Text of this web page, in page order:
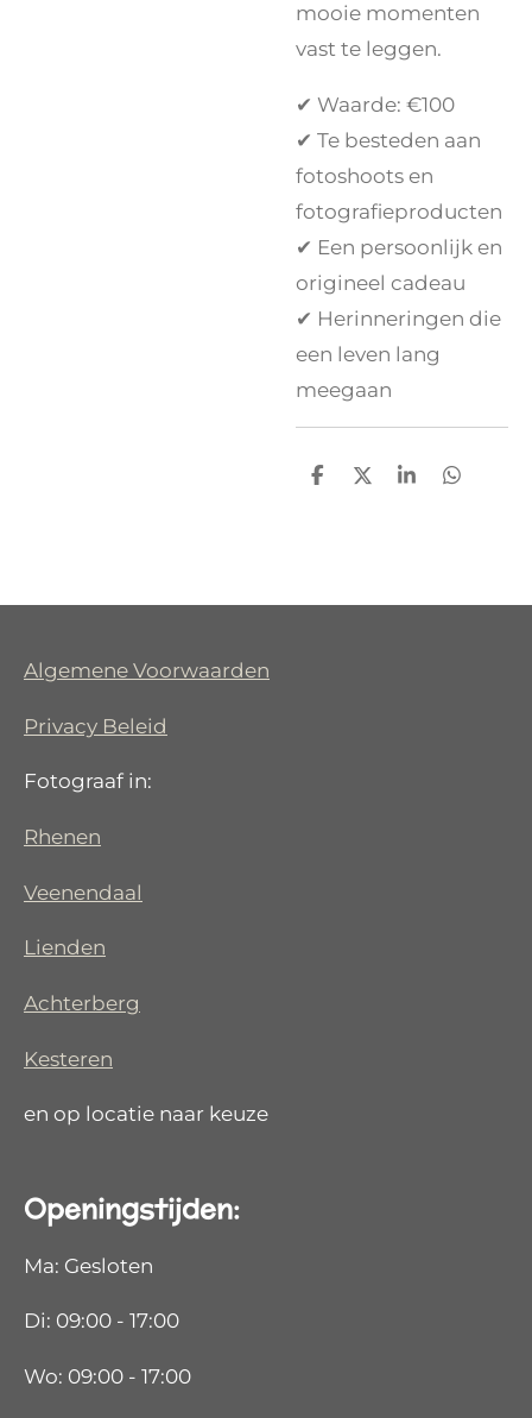
mooie momenten
vast te leggen.
✔ Waarde: €100
✔ Te besteden aan
fotoshoots en
fotografieproducten
✔ Een persoonlijk en
origineel cadeau
✔ Herinneringen die
een leven lang
meegaan
D
D
S
D
Algemene Voorwaarden
Privacy Beleid
Fotograaf in:
Rhenen
Veenendaal
Lienden
Achterberg
Kesteren
en op locatie naar keuze
Openingstijden:
Ma: Gesloten
Di: 09:00 - 17:00
Wo: 09:00 - 17:00